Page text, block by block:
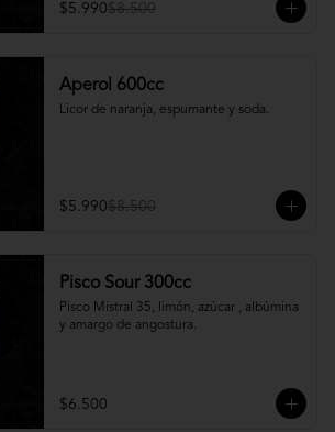
$5.990$8.500
Aperol 600cc
Licor de naranja, espumante y soda.
$5.990$8.500
Pisco Sour 300cc
Pisco Mistral 35, limón, azúcar , albúmina
y amargo de angostura.
$6.500